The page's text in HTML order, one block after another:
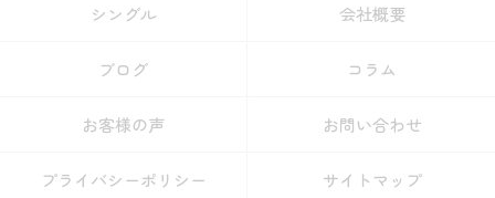
シングル 会社概要
ブログ コラム
お客様の声 お問い合わせ
プライバシーポリシー サイトマップ